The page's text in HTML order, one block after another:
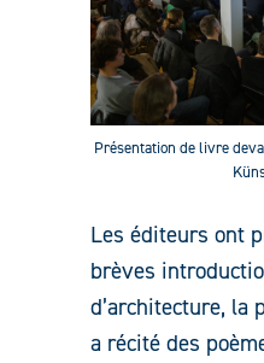
Présentation de livre
Les éditeurs ont
brèves
d’architecture, la
a récité des